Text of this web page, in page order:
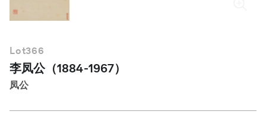
Lot366
李凤公（1884-1967）
凤公